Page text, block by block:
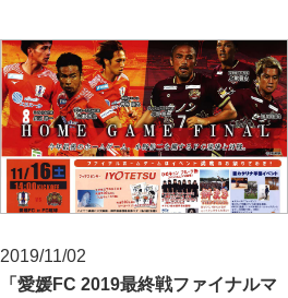
2019/11/02
「愛媛FC 2019最終戦ファイナルマ